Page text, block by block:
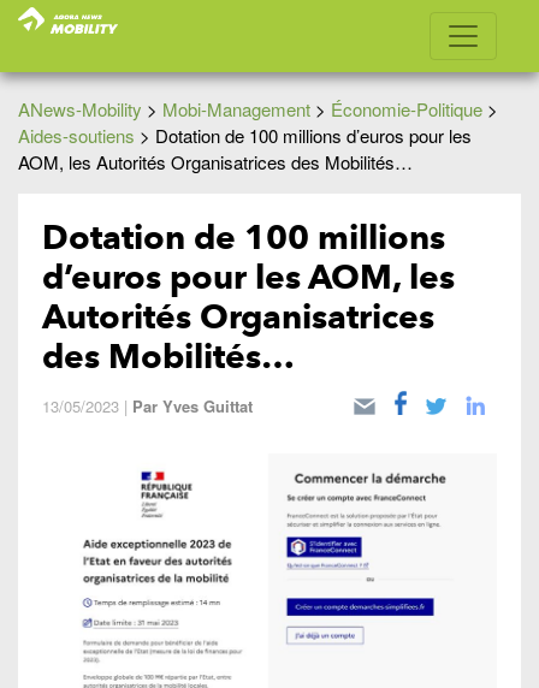
ANews-Mobility > Mobi-Management > Économie-Politique >
Aides-soutiens > Dotation de 100 millions d’euros pour les
AOM, les Autorités Organisatrices des Mobilités…
Dotation de 100 millions
d’euros pour les AOM, les
Autorités Organisatrices
des Mobilités…
13/05/2023 | Par Yves Guittat